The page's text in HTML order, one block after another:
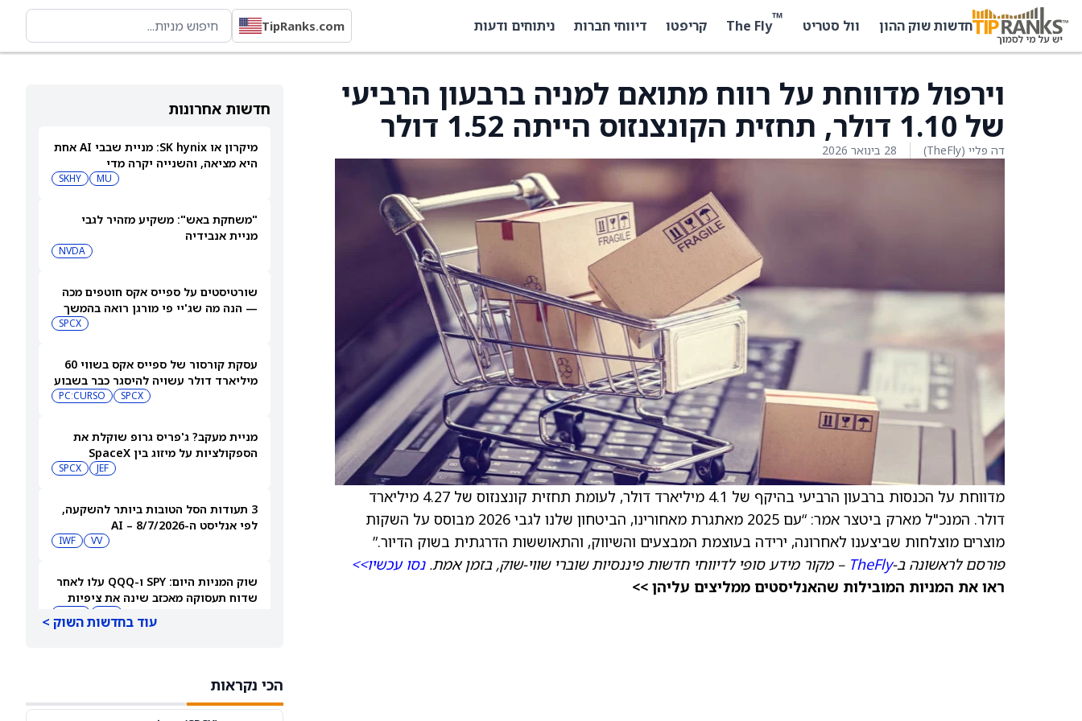
חדשות שוק ההון וול סטריט ™
The Fly קריפטו דיווחי חברות ניתוחים ודעות TipRanks.com
חדשות אחרונות
מיקרון או SK hynix: מניית שבבי AI אחת
היא מציאה, והשנייה יקרה מדי
MU
SKHY
"משחקת באש": משקיע מזהיר לגבי
מניית אנבידיה
NVDA
שורטיסטים על ספייס אקס חוטפים מכה
— הנה מה שג'יי פי מורגן רואה בהמשך
SPCX
עסקת קורסור של ספייס אקס בשווי 60
מיליארד דולר עשויה להיסגר כבר בשבוע
SPCX
PC:CURSO
מניית מעקב? ג'פריס גרופ שוקלת את
הספקולציות על מיזוג בין SpaceX
JEF
SPCX
3 תעודות הסל הטובות ביותר להשקעה,
לפי אנליסט ה-AI – 8/7/2026
VV
IWF
שוק המניות היום: SPY ו-QQQ עלו לאחר
שדוח תעסוקה מאכזב שינה את ציפיות
עוד בחדשות השוק >
הכי נקראות
וירפול מדווחת על רווח מתואם למניה ברבעון הרביעי
של 1.10 דולר, תחזית הקונצנזוס הייתה 1.52 דולר
דה פליי (TheFly) 28 בינואר 2026
מדווחת על הכנסות ברבעון הרביעי בהיקף של 4.1 מיליארד דולר, לעומת תחזית קונצנזוס של 4.27 מיליארד
דולר. המנכ"ל מארק ביטצר אמר: “עם 2025 מאתגרת מאחורינו, הביטחון שלנו לגבי 2026 מבוסס על השקות
מוצרים מוצלחות שביצענו לאחרונה, ירידה בעוצמת המבצעים והשיווק, והתאוששות הדרגתית בשוק הדיור.”
פורסם לראשונה ב-TheFly – מקור מידע סופי לדיווחי חדשות פיננסיות שוברי שווי-שוק, בזמן אמת.נסו עכשיו>>
ראו את המניות המובילות שהאנליסטים ממליצים עליהן >>